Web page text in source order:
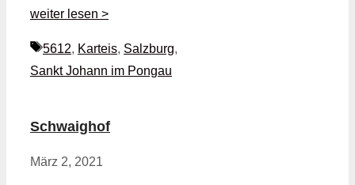
weiter lesen >
Schlagwörter
5612, Karteis, Salzburg,
Sankt Johann im Pongau
Schwaighof
März 2, 2021